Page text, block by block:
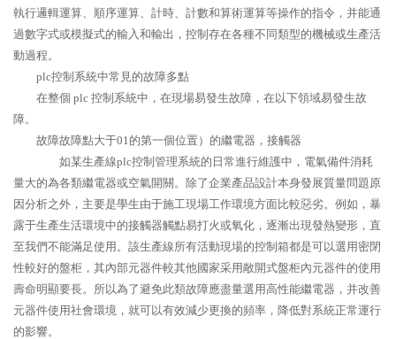
執行邏輯運算、順序運算、計時、計數和算術運算等操作的指令，并能通
過數字式或模擬式的輸入和輸出，控制存在各種不同類型的機械或生產活
動過程。
plc控制系統中常見的故障多點
在整個 plc 控制系統中，在現場易發生故障，在以下領域易發生故
障。
故障故障點大于01的第一個位置）的繼電器，接觸器
如某生產線plc控制管理系統的日常進行維護中，電氣備件消耗
量大的為各類繼電器或空氣開關。除了企業產品設計本身發展質量問題原
因分析之外，主要是學生由于施工現場工作環境方面比較惡劣。例如，暴
露于生產生活環境中的接觸器觸點易打火或氧化，逐漸出現發熱變形，直
至我們不能滿足使用。該生產線所有活動現場的控制箱都是可以選用密閉
性較好的盤柜，其內部元器件較其他國家采用敞開式盤柜內元器件的使用
壽命明顯要長。所以為了避免此類故障應盡量選用高性能繼電器，并改善
元器件使用社會環境，就可以有效減少更換的頻率，降低對系統正常運行
的影響。